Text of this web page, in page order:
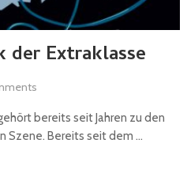
der Extraklasse
bereits seit Jahren zu den
Szene. Bereits seit dem …